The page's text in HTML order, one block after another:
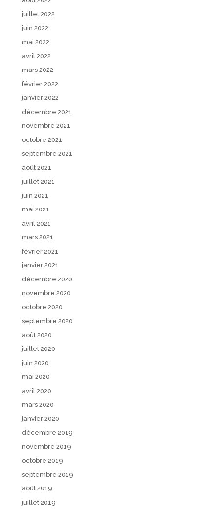
juillet 2022
juin 2022
mai 2022
avril 2022
mars 2022
février 2022
janvier 2022
décembre 2021
novembre 2021
octobre 2021
septembre 2021
août 2021
juillet 2021
juin 2021
mai 2021
avril 2021
mars 2021
février 2021
janvier 2021
décembre 2020
novembre 2020
octobre 2020
septembre 2020
août 2020
juillet 2020
juin 2020
mai 2020
avril 2020
mars 2020
janvier 2020
décembre 2019
novembre 2019
octobre 2019
septembre 2019
août 2019
juillet 2019